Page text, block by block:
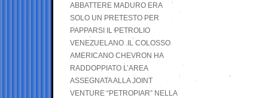
ABBATTERE MADURO ERA
SOLO UN PRETESTO PER
PAPPARSI IL PETROLIO
VENEZUELANO .IL COLOSSO
AMERICANO CHEVRON HA
RADDOPPIATO L’AREA
ASSEGNATA ALLA JOINT
VENTURE “PETROPIAR” NELLA